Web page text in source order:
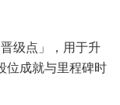
级点」，用于升
位成就与里程碑时